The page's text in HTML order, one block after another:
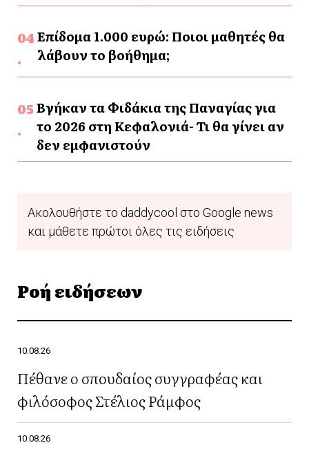
Επίδομα 1.000 ευρώ: Ποιοι μαθητές θα
λάβουν το βοήθημα;
Βγήκαν τα Φιδάκια της Παναγίας για
το 2026 στη Κεφαλονιά- Τι θα γίνει αν
δεν εμφανιστούν
Ακολουθήστε το daddycool στο Google news
και μάθετε πρώτοι όλες τις ειδήσεις
Ροή ειδήσεων
10.08.26
Πέθανε ο σπουδαίος συγγραφέας και
φιλόσοφος Στέλιος Ράμφος
10.08.26